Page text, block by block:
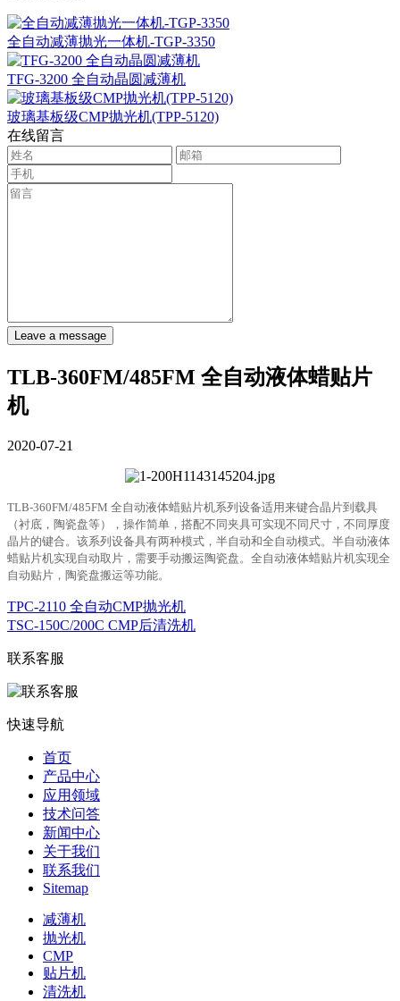
全自动减薄抛光一体机-TGP-3350
TFG-3200 全自动晶圆减薄机
玻璃基板级CMP抛光机(TPP-5120)
在线留言
Leave a message
TLB-360FM/485FM 全自动液体蜡贴片
机
2020-07-21
TLB-360FM/485FM 全自动液体蜡贴片机系列设备适用来键合晶片到载具
（衬底，陶瓷盘等），操作简单，搭配不同夹具可实现不同尺寸，不同厚度
晶片的键合。该系列设备具有两种模式，半自动和全自动模式。半自动液体
蜡贴片机实现自动取片，需要手动搬运陶瓷盘。全自动液体蜡贴片机实现全
自动贴片，陶瓷盘搬运等功能。
TPC-2110 全自动CMP抛光机
TSC-150C/200C CMP后清洗机
联系客服
快速导航
首页
产品中心
应用领域
技术问答
新闻中心
关于我们
联系我们
Sitemap
减薄机
抛光机
CMP
贴片机
清洗机